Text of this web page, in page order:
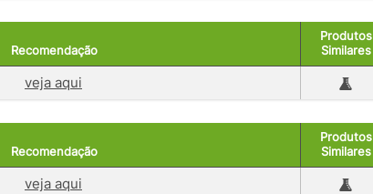
Recomendação
Produtos
Similares
veja aqui
Recomendação
Produtos
Similares
veja aqui